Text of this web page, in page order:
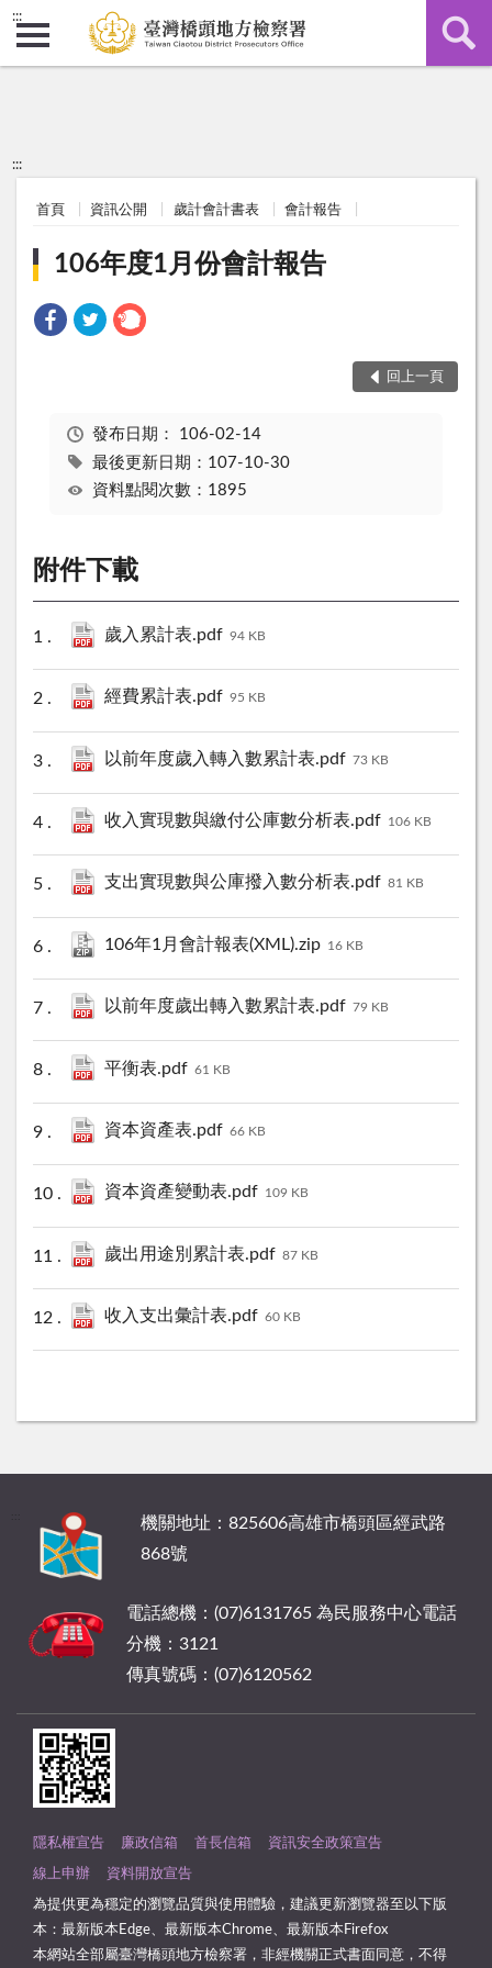
:::
:::
首頁 資訊公開 歲計會計書表 會計報告
106年度1月份會計報告
回上一頁
發布日期： 106-02-14
最後更新日期：107-10-30
資料點閱次數：1895
附件下載
歲入累計表.pdf 94 KB
經費累計表.pdf 95 KB
以前年度歲入轉入數累計表.pdf 73 KB
收入實現數與繳付公庫數分析表.pdf 106 KB
支出實現數與公庫撥入數分析表.pdf 81 KB
106年1月會計報表(XML).zip 16 KB
以前年度歲出轉入數累計表.pdf 79 KB
平衡表.pdf 61 KB
資本資產表.pdf 66 KB
資本資產變動表.pdf 109 KB
歲出用途別累計表.pdf 87 KB
收入支出彙計表.pdf 60 KB
機關地址：825606高雄市橋頭區經武路
868號
電話總機：(07)6131765 為民服務中心電話
分機：3121
傳真號碼：(07)6120562
隱私權宣告 廉政信箱 首長信箱 資訊安全政策宣告
線上申辦 資料開放宣告
為提供更為穩定的瀏覽品質與使用體驗，建議更新瀏覽器至以下版
本：最新版本Edge、最新版本Chrome、最新版本Firefox
本網站全部屬臺灣橋頭地方檢察署，非經機關正式書面同意，不得